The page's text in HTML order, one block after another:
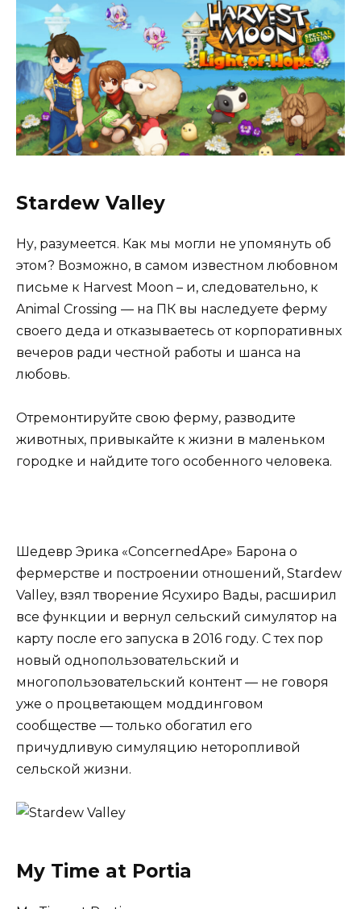
Stardew Valley
Ну, разумеется. Как мы могли не упомянуть об
этом? Возможно, в самом известном любовном
письме к Harvest Moon – и, следовательно, к
Animal Crossing — на ПК вы наследуете ферму
своего деда и отказываетесь от корпоративных
вечеров ради честной работы и шанса на
любовь.
Отремонтируйте свою ферму, разводите
животных, привыкайте к жизни в маленьком
городке и найдите того особенного человека.
Шедевр Эрика «ConcernedApe» Барона о
фермерстве и построении отношений, Stardew
Valley, взял творение Ясухиро Вады, расширил
все функции и вернул сельский симулятор на
карту после его запуска в 2016 году. С тех пор
новый однопользовательский и
многопользовательский контент — не говоря
уже о процветающем моддинговом
сообществе — только обогатил его
причудливую симуляцию неторопливой
сельской жизни.
My Time at Portia